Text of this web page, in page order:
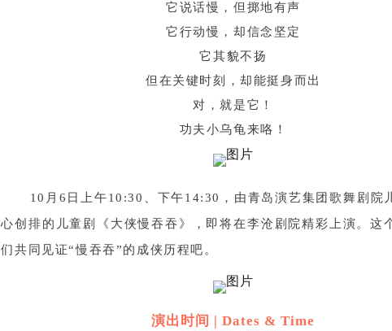
它说话慢，但掷地有声
它行动慢，却信念坚定
它其貌不扬
但在关键时刻，却能挺身而出
对，就是它！
功夫小乌龟来咯！
10月6日上午10:30、下午14:30，由青岛演艺集团歌舞剧院
心创排的儿童剧《大侠慢吞吞》，即将在李沧剧院精彩上演。这
们共同见证“慢吞吞”的成侠历程吧。
演出时间 | Dates & Time